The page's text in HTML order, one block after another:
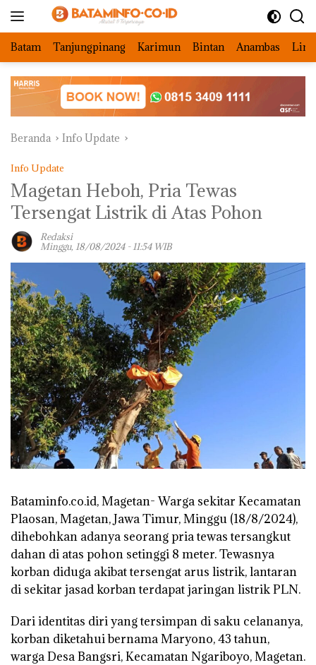
Batam Tanjungpinang Karimun Bintan Anambas
Beranda Info Update
Info Update
Magetan Heboh, Pria Tewas
Tersengat Listrik di Atas Pohon
Redaksi
Minggu, 18/08/2024 - 11:54 WIB
Bataminfo.co.id, Magetan- Warga sekitar Kecamatan
Plaosan, Magetan, Jawa Timur, Minggu (18/8/2024),
dihebohkan adanya seorang pria tewas tersangkut
dahan di atas pohon setinggi 8 meter. Tewasnya
korban diduga akibat tersengat arus listrik, lantaran
di sekitar jasad korban terdapat jaringan listrik PLN.
Dari identitas diri yang tersimpan di saku celananya,
korban diketahui bernama Maryono, 43 tahun,
warga Desa Bangsri, Kecamatan Ngariboyo, Magetan.